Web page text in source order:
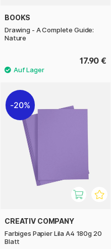
BOOKS
Drawing - A Complete Guide:
Nature
17.90 €
20%
CREATIV COMPANY
Farbiges Papier Lila A4 180g 20
Blatt